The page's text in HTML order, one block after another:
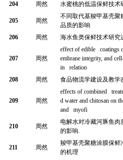
204
周然 水蜜桃的低温保鲜技术
205 周然
不同取代基羧甲基壳聚
品质的影响
206 周然 海水鱼类保鲜技术研究
207 周然
effect of edible coatings
embrane integrity, and
in relation
208 周然 食品物流学建设及教学
209 周然
effects of combined
d water and chitosan on
and myofi
210 周然
电解水对冷藏河豚鱼肉
的影响.
211 周然
羧甲基壳聚糖涂膜保鲜
的机理